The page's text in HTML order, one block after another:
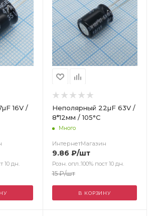
10 дн.
Неполярный 22µF 63V /
8*12мм / 105°C
Много
ИнтернетМагазин
9.86 ₽/шт
Розн. опл.:100% пост 10 дн.
15₽/шт
В КОРЗИНУ